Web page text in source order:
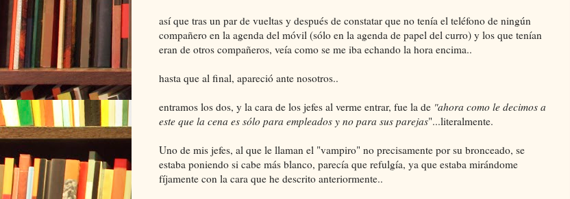
así que tras un par de vueltas y después de constatar que no tenía el teléfono de ningún
compañero en la agenda del móvil (sólo en la agenda de papel del curro) y los que tenían
eran de otros compañeros, veía como se me iba echando la hora encima..
hasta que al final, apareció ante nosotros..
entramos los dos, y la cara de los jefes al verme entrar, fue la de "ahora como le decimos a
este que la cena es sólo para empleados y no para sus parejas"...literalmente.
Uno de mis jefes, al que le llaman el "vampiro" no precisamente por su bronceado, se
estaba poniendo si cabe más blanco, parecía que refulgía, ya que estaba mirándome
fíjamente con la cara que he descrito anteriormente..